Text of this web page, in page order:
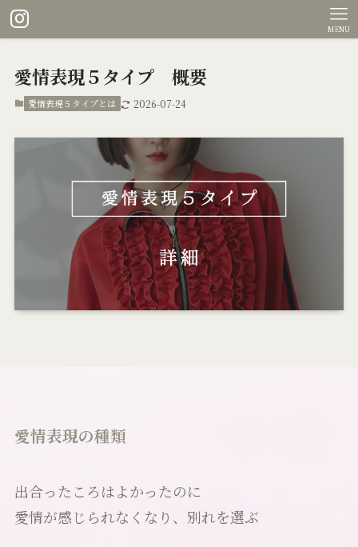
MENU
愛情表現５タイプ 概要
愛情表現５タイプとは 2026-07-24
愛情表現の種類
出合ったころはよかったのに
愛情が感じられなくなり、別れを選ぶ